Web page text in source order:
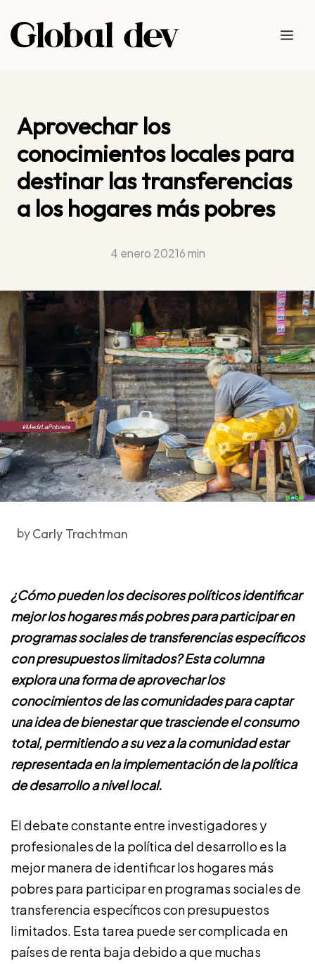
contenido
Aprovechar los
conocimientos locales para
destinar las transferencias
a los hogares más pobres
4 enero 20216 min
byCarly Trachtman
¿Cómo pueden los decisores políticos identificar
mejor los hogares más pobres para participar en
programas sociales de transferencias específicos
con presupuestos limitados? Esta columna
explora una forma de aprovechar los
conocimientos de las comunidades para captar
una idea de bienestar que trasciende el consumo
total, permitiendo a su vez a la comunidad estar
representada en la implementación de la política
de desarrollo a nivel local.
El debate constante entre investigadores y
profesionales de la política del desarrollo es la
mejor manera de identificar los hogares más
pobres para participar en programas sociales de
transferencia específicos con presupuestos
limitados. Esta tarea puede ser complicada en
países de renta baja debido a que muchas